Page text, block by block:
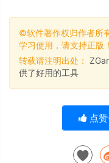
©软件著作权归作者所
学习使用，请支持正版！
转载请注明出处：
供了好用的工具
点赞